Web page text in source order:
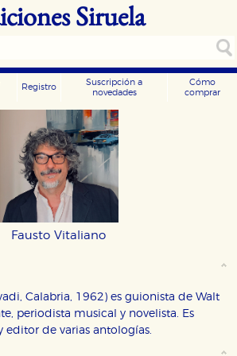
Siruela
Registro
Suscripción a
novedades
Cómo
comprar
Fausto Vitaliano
Calabria, 1962) es guionista de Walt
periodista musical y novelista. Es
de varias antologías.
DE COOKIES